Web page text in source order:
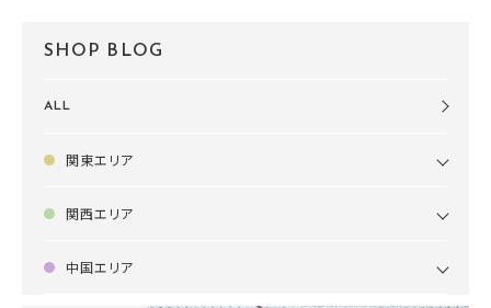
SHOP BLOG
ALL
関東エリア
関西エリア
中国エリア